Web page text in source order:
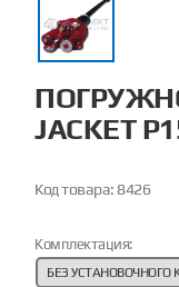
JACKET
Код товара:8426
Комплектация:
БЕЗ УСТАНОВОЧНОГО